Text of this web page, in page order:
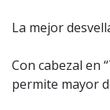
La mejor
Con cabezal en
permite mayor